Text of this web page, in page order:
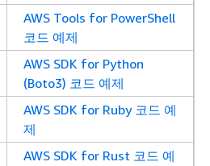
AWS Tools for PowerShell
코드 예제
AWS SDK for Python
(Boto3) 코드 예제
AWS SDK for Ruby 코드 예
제
AWS SDK for Rust 코드 예